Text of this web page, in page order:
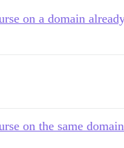
on a domain
on the same